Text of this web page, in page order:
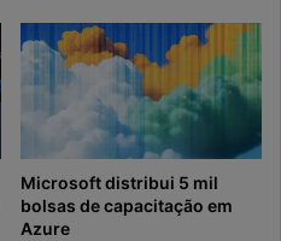
Microsoft distribui 5 mil
bolsas de capacitação em
Azure